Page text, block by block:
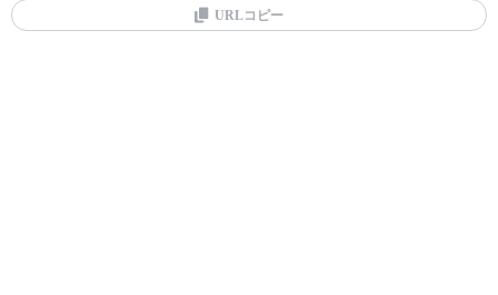
URLコピー